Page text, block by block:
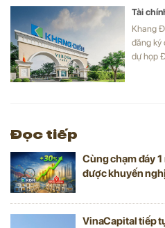
Tài
Khang
đăng ký
dự họp
Đọc tiếp
Cùng chạm đáy 1
được khuyến
VinaCapital tiếp